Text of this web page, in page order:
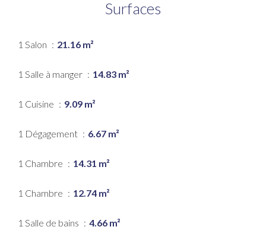
Surfaces
1 Salon 21.16 m²
1 Salle à manger 14.83 m²
1 Cuisine 9.09 m²
1 Dégagement 6.67 m²
1 Chambre 14.31 m²
1 Chambre 12.74 m²
1 Salle de bains 4.66 m²